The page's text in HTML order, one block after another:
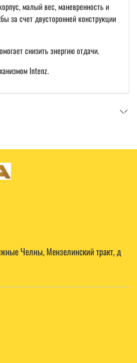
малый вес, маневренность и
за счет двусторонней конструкции
снизить энергию отдачи.
Intenz.
Челны, Мензелинский тракт, д